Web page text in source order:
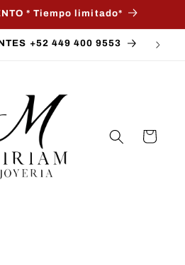
* Tiempo limitado*
+52 449 400 9553
Carrito